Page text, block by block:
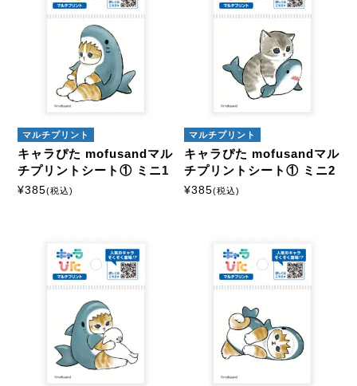
マルチプリント
キャラぴた mofusandマル
チプリントシート① ミニ1
¥385(税込)
マルチプリント
キャラぴた mofusandマル
チプリントシート① ミニ2
¥385(税込)